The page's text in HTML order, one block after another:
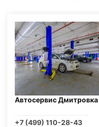
Автосервис Дмитровка
+7 (499) 110-28-43